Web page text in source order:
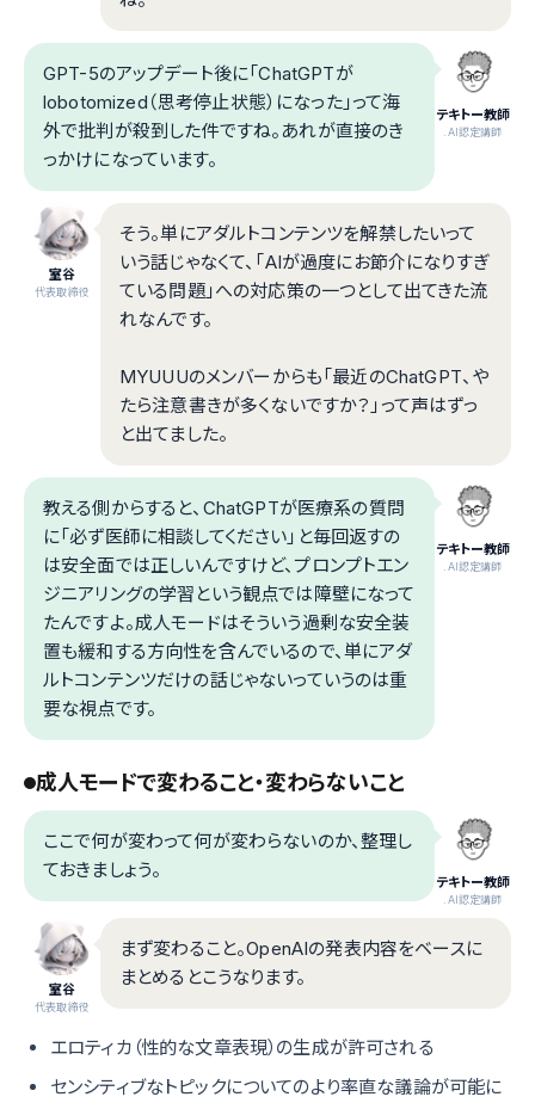
テキトー教師
.AI認定講師
GPT-5のアップデート後に「ChatGPTが
lobotomized（思考停止状態）になった」って海
外で批判が殺到した件ですね。あれが直接のき
っかけになっています。
室谷
代表取締役
そう。単にアダルトコンテンツを解禁したいって
いう話じゃなくて、「AIが過度にお節介になりすぎ
ている問題」への対応策の一つとして出てきた流
れなんです。
MYUUUのメンバーからも「最近のChatGPT、や
たら注意書きが多くないですか？」って声はずっ
と出てました。
テキトー教師
.AI認定講師
教える側からすると、ChatGPTが医療系の質問
に「必ず医師に相談してください」と毎回返すの
は安全面では正しいんですけど、プロンプトエン
ジニアリングの学習という観点では障壁になって
たんですよ。成人モードはそういう過剰な安全装
置も緩和する方向性を含んでいるので、単にアダ
ルトコンテンツだけの話じゃないっていうのは重
要な視点です。
成人モードで変わること・変わらないこと
テキトー教師
.AI認定講師
ここで何が変わって何が変わらないのか、整理し
ておきましょう。
室谷
代表取締役
まず変わること。OpenAIの発表内容をベースに
まとめるとこうなります。
エロティカ（性的な文章表現）の生成が許可される
センシティブなトピックについてのより率直な議論が可能に